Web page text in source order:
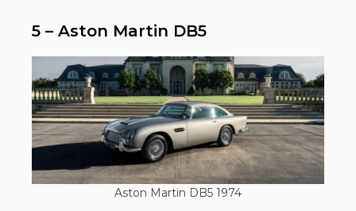
5 – Aston Martin DB5
Aston Martin DB5 1974